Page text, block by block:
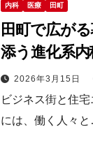
内科 医療 田町
田町で広が
添う進化系
2026年3月15日
ビジネス街と住
には、働く人々